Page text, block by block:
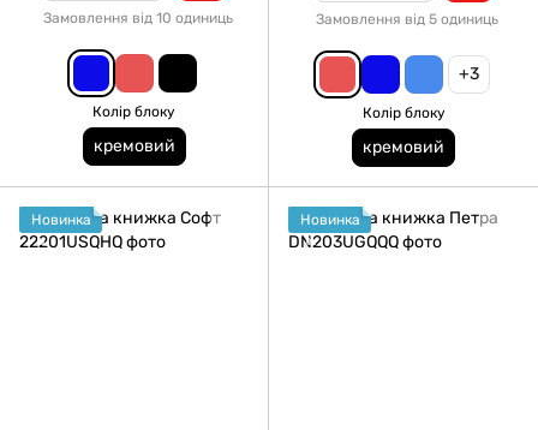
Замовлення від 10 одиниць
Колір блоку
кремовий
Замовлення від 5 одиниць
+3
Колір блоку
кремовий
Новинка
.
Новинка
.